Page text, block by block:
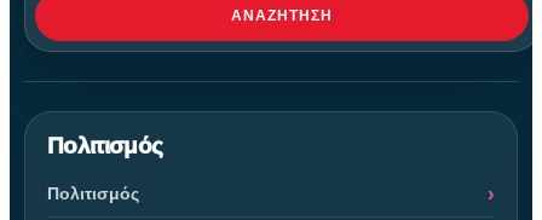
ΑΝΑΖΉΤΗΣΗ
Πολιτισμός
Πολιτισμός